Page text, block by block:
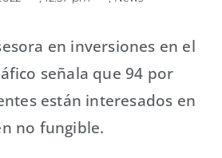
en inversiones en el
señala que 94 por
están interesados en
no fungible.